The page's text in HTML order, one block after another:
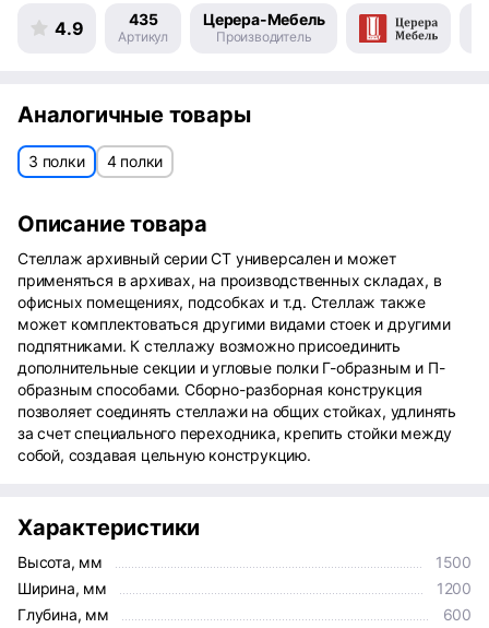
4.9 435
Артикул
Церера-Мебель
Производитель
Аналогичные товары
3 полки 4 полки
Описание товара
Стеллаж архивный серии СТ универсален и может
применяться в архивах, на производственных складах, в
офисных помещениях, подсобках и т.д. Стеллаж также
может комплектоваться другими видами стоек и другими
подпятниками. К стеллажу возможно присоединить
дополнительные секции и угловые полки Г-образным и П-
образным способами. Сборно-разборная конструкция
позволяет соединять стеллажи на общих стойках, удлинять
за счет специального переходника, крепить стойки между
собой, создавая цельную конструкцию.
Характеристики
Высота, мм
1500
Ширина, мм
1200
Глубина, мм
600